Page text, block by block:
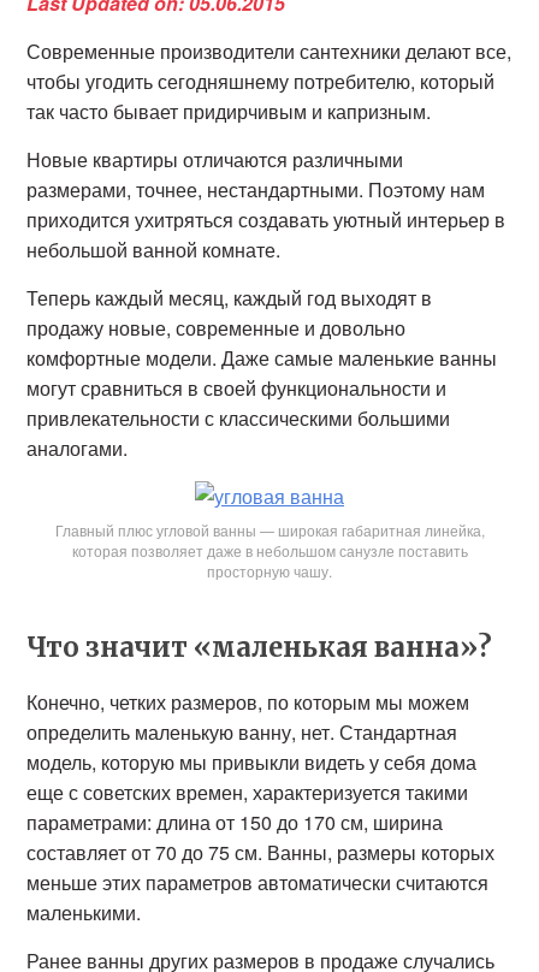
Современные производители сантехники делают все,
чтобы угодить сегодняшнему потребителю, который
так часто бывает придирчивым и капризным.
Новые квартиры отличаются различными
размерами, точнее, нестандартными. Поэтому нам
приходится ухитряться создавать уютный интерьер в
небольшой ванной комнате.
Теперь каждый месяц, каждый год выходят в
продажу новые, современные и довольно
комфортные модели. Даже самые маленькие ванны
могут сравниться в своей функциональности и
привлекательности с классическими большими
аналогами.
Главный плюс угловой ванны — широкая габаритная линейка,
которая позволяет даже в небольшом санузле поставить
просторную чашу.
Что значит «маленькая ванна»?
Конечно, четких размеров, по которым мы можем
определить маленькую ванну, нет. Стандартная
модель, которую мы привыкли видеть у себя дома
еще с советских времен, характеризуется такими
параметрами: длина от 150 до 170 см, ширина
составляет от 70 до 75 см. Ванны, размеры которых
меньше этих параметров автоматически считаются
маленькими.
Ранее ванны других размеров в продаже случались